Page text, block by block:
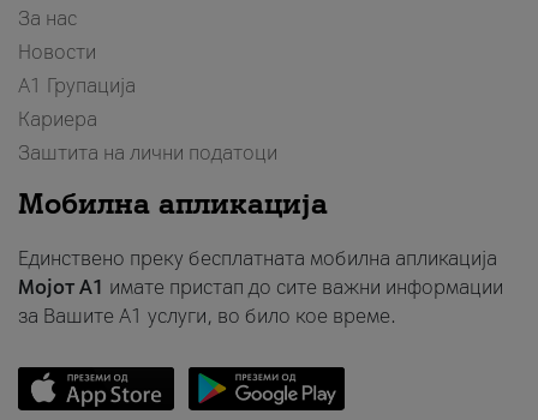
За нас
Новости
А1 Групација
Кариера
Заштита на лични податоци
Мобилна апликација
Единствено преку бесплатната мобилна апликација
Мојот A1 имате пристап до сите важни информации
за Вашите A1 услуги, во било кое време.